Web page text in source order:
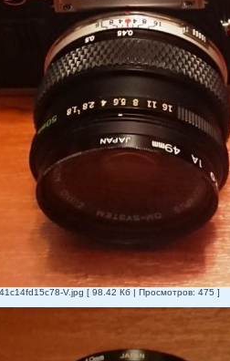
V.jpg [ 98.42 Кб | Просмотров: 475 ]